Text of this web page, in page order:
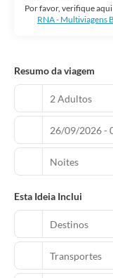
Por favor, verifique
RNA - Multiviagens
Resumo da viagem
2 Adultos
26/09/2026 -
Noites
Esta Ideia Inclui
Destinos
Transportes